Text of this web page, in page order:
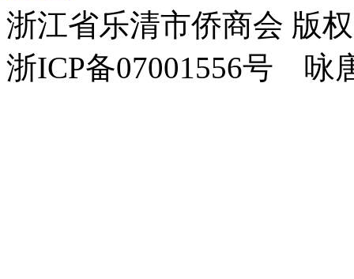
浙江省乐清市侨商会 版
浙ICP备07001556号 咏